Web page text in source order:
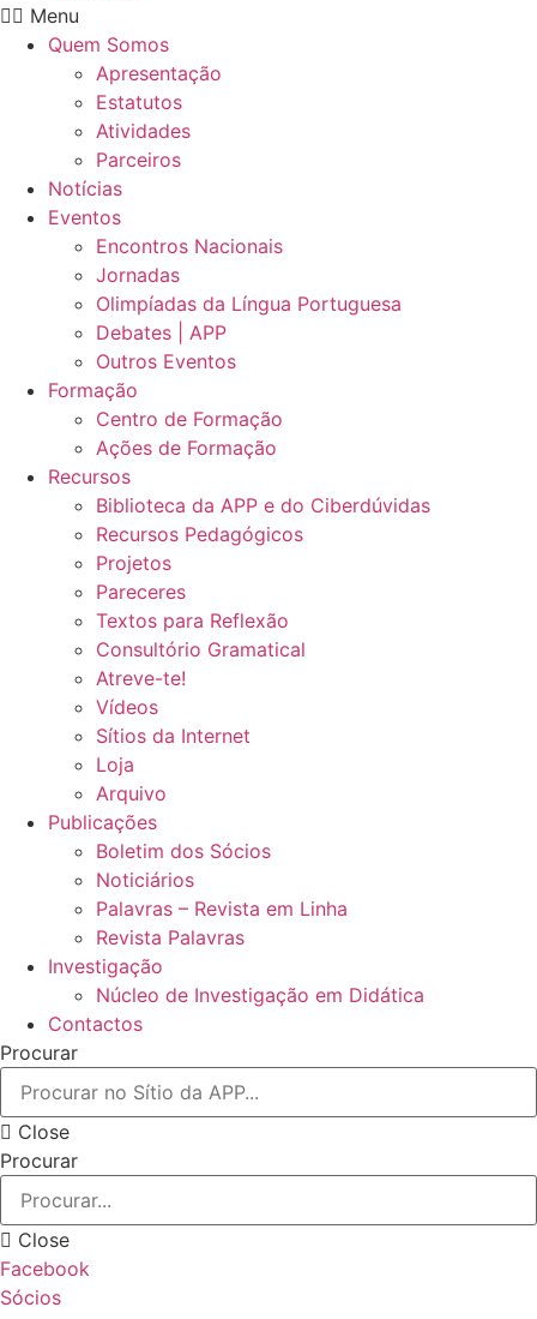
Menu
Quem Somos
Apresentação
Estatutos
Atividades
Parceiros
Notícias
Eventos
Encontros Nacionais
Jornadas
Olimpíadas da Língua Portuguesa
Debates | APP
Outros Eventos
Formação
Centro de Formação
Ações de Formação
Recursos
Biblioteca da APP e do Ciberdúvidas
Recursos Pedagógicos
Projetos
Pareceres
Textos para Reflexão
Consultório Gramatical
Atreve-te!
Vídeos
Sítios da Internet
Loja
Arquivo
Publicações
Boletim dos Sócios
Noticiários
Palavras – Revista em Linha
Revista Palavras
Investigação
Núcleo de Investigação em Didática
Contactos
Procurar
Close
Procurar
Close
Facebook
Sócios